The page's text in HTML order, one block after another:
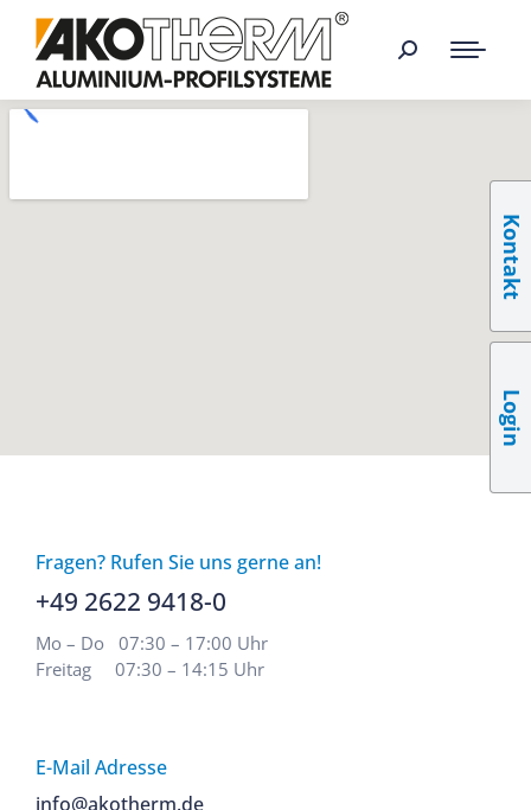
Fragen? Rufen Sie uns gerne an!
+49 2622 9418-0
Mo – Do 07:30 – 17:00 Uhr
Freitag 07:30 – 14:15 Uhr
E-Mail Adresse
info@akotherm.de
Kontakt
Login